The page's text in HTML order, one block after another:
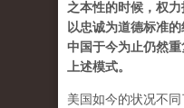
之本性的时候，权
以忠诚为道德标准
中国于今为止仍然
上述模式。
美国如今的状况不